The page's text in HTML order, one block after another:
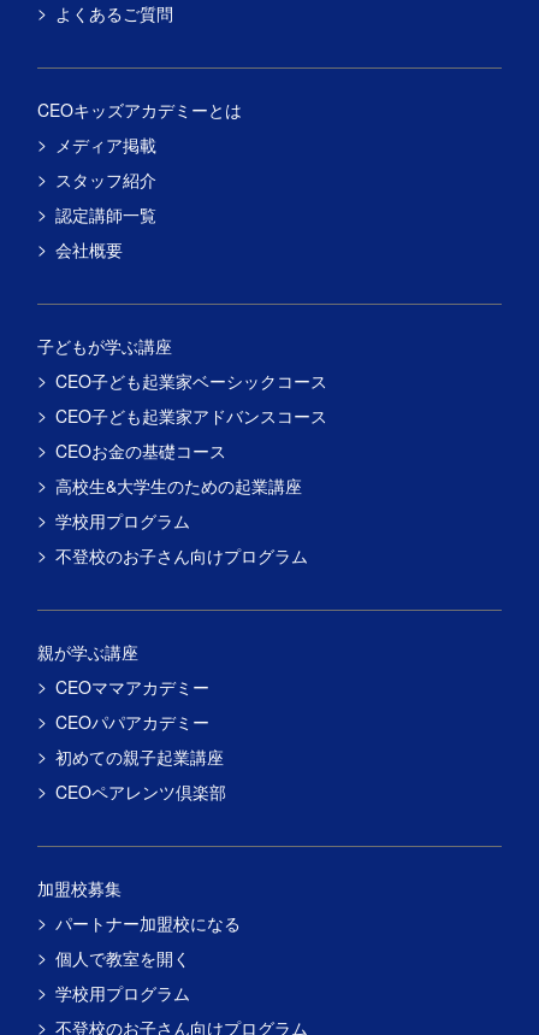
よくあるご質問
CEOキッズアカデミーとは
メディア掲載
スタッフ紹介
認定講師一覧
会社概要
子どもが学ぶ講座
CEO子ども起業家ベーシックコース
CEO子ども起業家アドバンスコース
CEOお金の基礎コース
高校生&大学生のための起業講座
学校用プログラム
不登校のお子さん向けプログラム
親が学ぶ講座
CEOママアカデミー
CEOパパアカデミー
初めての親子起業講座
CEOペアレンツ倶楽部
加盟校募集
パートナー加盟校になる
個人で教室を開く
学校用プログラム
不登校のお子さん向けプログラム